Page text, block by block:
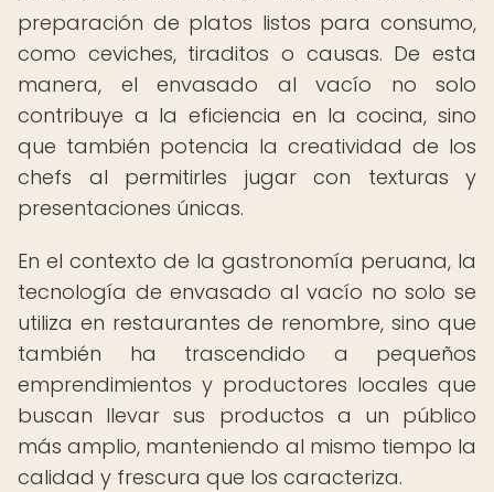
preparación de platos listos para consumo,
como ceviches, tiraditos o causas. De esta
manera, el envasado al vacío no solo
contribuye a la eficiencia en la cocina, sino
que también potencia la creatividad de los
chefs al permitirles jugar con texturas y
presentaciones únicas.
En el contexto de la gastronomía peruana, la
tecnología de envasado al vacío no solo se
utiliza en restaurantes de renombre, sino que
también ha trascendido a pequeños
emprendimientos y productores locales que
buscan llevar sus productos a un público
más amplio, manteniendo al mismo tiempo la
calidad y frescura que los caracteriza.